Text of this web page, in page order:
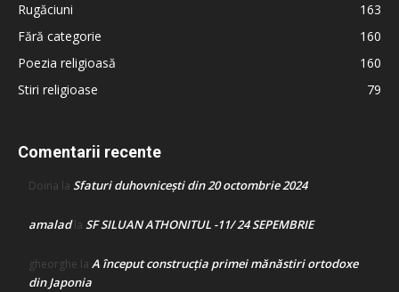
Rugăciuni
163
Fără categorie
160
Poezia religioasă
160
Stiri religioase
79
Comentarii recente
Doina la Sfaturi duhovnicești din 20 octombrie 2024
amaladla SF SILUAN ATHONITUL -11/ 24 SEPEMBRIE
gheorghe la A început construcţia primei mănăstiri ortodoxe
din Japonia